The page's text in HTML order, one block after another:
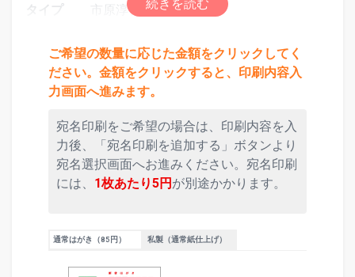
タイプ
市原淳デザイン
ご希望の数量に応じた金額をクリックしてく
ださい。金額をクリックすると、印刷内容入
力画面へ進みます。
宛名印刷をご希望の場合は、印刷内容を入
力後、「宛名印刷を追加する」ボタンより
宛名選択画面へお進みください。宛名印刷
には、 1枚あたり5円 が別途かかります。
通常はがき（85円） 私製（通常紙仕上げ）